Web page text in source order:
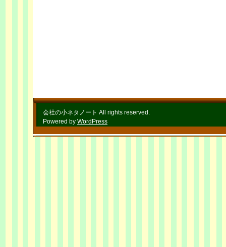
会社の小ネタノート All rights reserved.
Powered by WordPress